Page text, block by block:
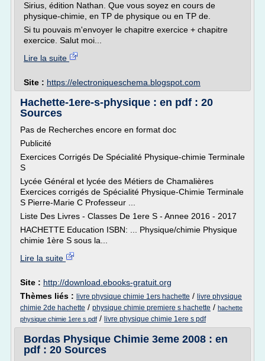
Sirius, édition Nathan. Que vous soyez en cours de
physique-chimie, en TP de physique ou en TP de.
Si tu pouvais m'envoyer le chapitre exercice + chapitre
exercice. Salut moi...
Lire la suite
Site : https://electroniqueschema.blogspot.com
Hachette-1ere-s-physique : en pdf : 20
Sources
Pas de Recherches encore en format doc
Publicité
Exercices Corrigés De Spécialité Physique-chimie Terminale
S
Lycée Général et lycée des Métiers de Chamalières
Exercices corrigés de Spécialité Physique-Chimie Terminale
S Pierre-Marie C Professeur ...
Liste Des Livres - Classes De 1ere S - Annee 2016 - 2017
HACHETTE Education ISBN: ... Physique/chimie Physique
chimie 1ère S sous la...
Lire la suite
Site : http://download.ebooks-gratuit.org
Thèmes liés : livre physique chimie 1ers hachette / livre physique
chimie 2de hachette / physique chimie premiere s hachette / hachette
physique chimie 1ere s pdf / livre physique chimie 1ere s pdf
Bordas Physique Chimie 3eme 2008 : en
pdf : 20 Sources